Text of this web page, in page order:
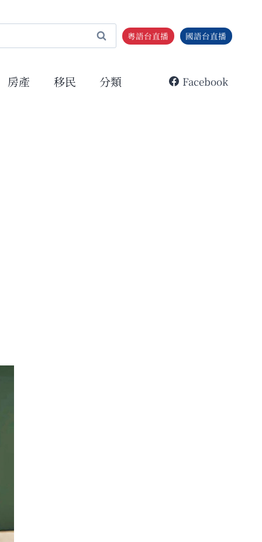
粵語台直播 國語台直播
房產 移民 分類 Facebook